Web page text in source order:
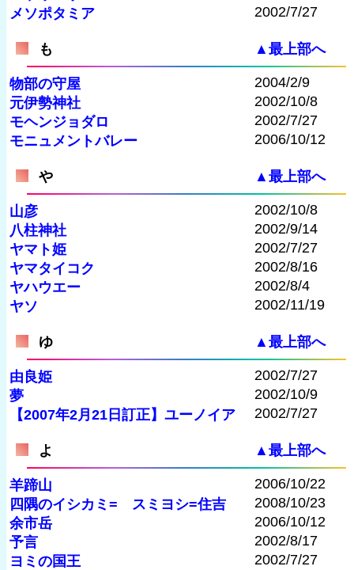
メソポタミア
2002/7/27
も ▲最上部へ
物部の守屋
2004/2/9
元伊勢神社
2002/10/8
モヘンジョダロ
2002/7/27
モニュメントバレー
2006/10/12
や ▲最上部へ
山彦
2002/10/8
八柱神社
2002/9/14
ヤマト姫
2002/7/27
ヤマタイコク
2002/8/16
ヤハウエー
2002/8/4
ヤソ
2002/11/19
ゆ ▲最上部へ
由良姫
2002/7/27
夢
2002/10/9
【2007年2月21日訂正】ユーノイア
2002/7/27
よ ▲最上部へ
羊蹄山
2006/10/22
四隅のイシカミ= スミヨシ=住吉
2008/10/23
余市岳
2006/10/12
予言
2002/8/17
ヨミの国王
2002/7/27